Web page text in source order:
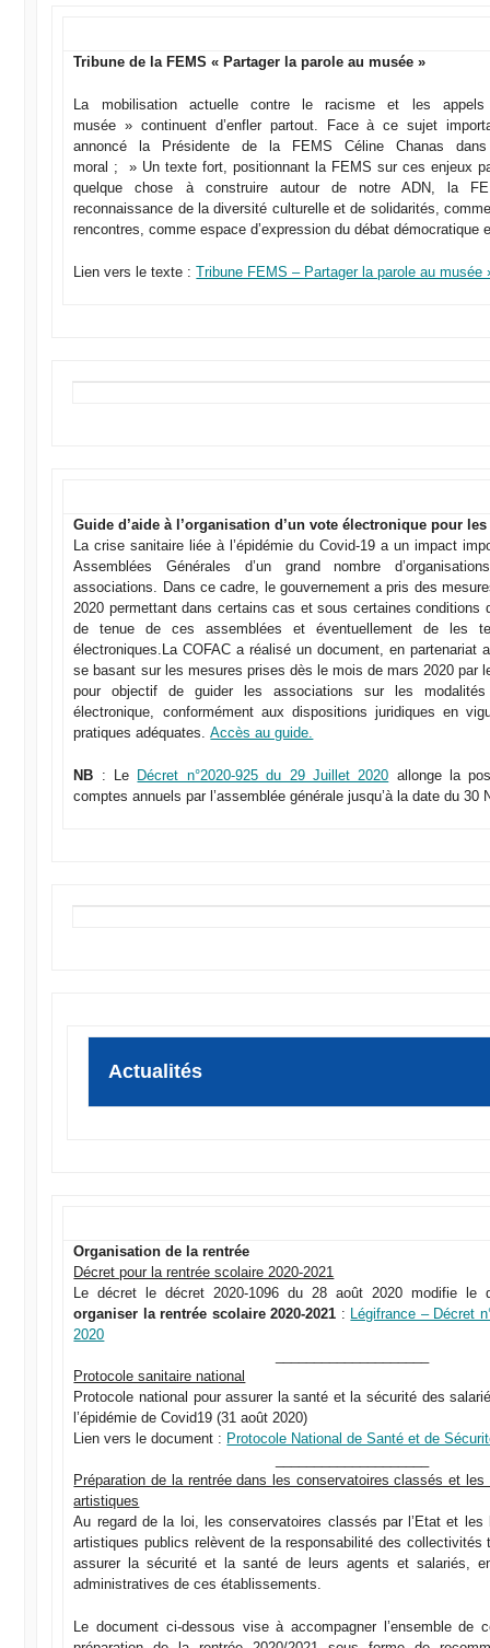
Tribune de la FEMS « Partager la parole au musée »
La mobilisation actuelle contre le racisme et les
musée » continuent d’enfler partout. Face à ce sujet
annoncé la Présidente de la FEMS Céline Chanas
moral ; » Un texte fort, positionnant la FEMS sur ces enjeux
quelque chose à construire autour de notre ADN, la
reconnaissance de la diversité culturelle et de solidarités,
rencontres, comme espace d’expression du débat démocratique
Lien vers le texte :Tribune FEMS – Partager la parole au musée
Guide d’aide à l’organisation d’un vote électronique pour
La crise sanitaire liée à l’épidémie du Covid-19 a un impact
Assemblées Générales d’un grand nombre
associations. Dans ce cadre, le gouvernement a pris des
2020 permettant dans certains cas et sous certaines conditions
de tenue de ces assemblées et éventuellement de les
électroniques.La COFAC a réalisé un document, en partenariat
se basant sur les mesures prises dès le mois de mars 2020 par
pour objectif de guider les associations sur les modalités
électronique, conformément aux dispositions juridiques en
pratiques adéquates.Accès au guide.
NB : Le Décret n°2020-925 du 29 Juillet 2020 allonge la
comptes annuels par l’assemblée générale jusqu’à la date du 30
Actualités
Organisation de la rentrée
Décret pour la rentrée scolaire 2020-2021
Le décret le décret 2020-1096 du 28 août 2020 modifie le
organiser la rentrée scolaire 2020-2021 : Légifrance – Décret
2020
Protocole sanitaire national
Protocole national pour assurer la santé et la sécurité des
l’épidémie de Covid19 (31 août 2020)
Lien vers le document : Protocole National de Santé et de
Préparation de la rentrée dans les conservatoires classés et les
artistiques
Au regard de la loi, les conservatoires classés par l’Etat et les
artistiques publics relèvent de la responsabilité des collectivités
assurer la sécurité et la santé de leurs agents et salariés,
administratives de ces établissements.
Le document ci-dessous vise à accompagner l’ensemble de